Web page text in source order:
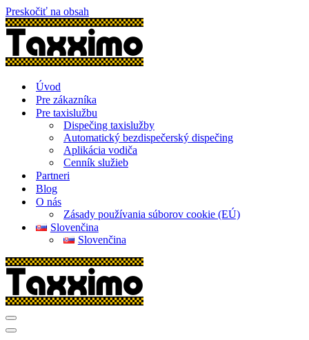
Preskočiť na obsah
Úvod
Pre zákazníka
Pre taxislužbu
Dispečing taxislužby
Automatický bezdispečerský dispečing
Aplikácia vodiča
Cenník služieb
Partneri
Blog
O nás
Zásady používania súborov cookie (EÚ)
Slovenčina
Slovenčina
Menu
navigácie
Menu